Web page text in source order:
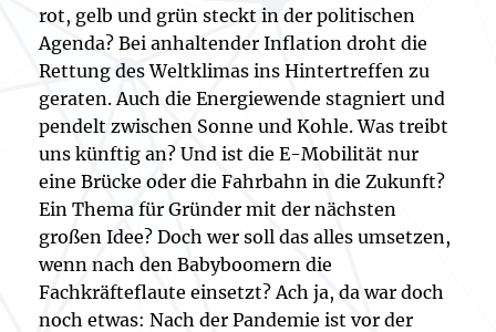
rot, gelb und grün steckt in der politischen
Agenda? Bei anhaltender Inflation droht die
Rettung des Weltklimas ins Hintertreffen zu
geraten. Auch die Energiewende stagniert und
pendelt zwischen Sonne und Kohle. Was treibt
uns künftig an? Und ist die E-Mobilität nur
eine Brücke oder die Fahrbahn in die Zukunft?
Ein Thema für Gründer mit der nächsten
großen Idee? Doch wer soll das alles umsetzen,
wenn nach den Babyboomern die
Fachkräfteflaute einsetzt? Ach ja, da war doch
noch etwas: Nach der Pandemie ist vor der